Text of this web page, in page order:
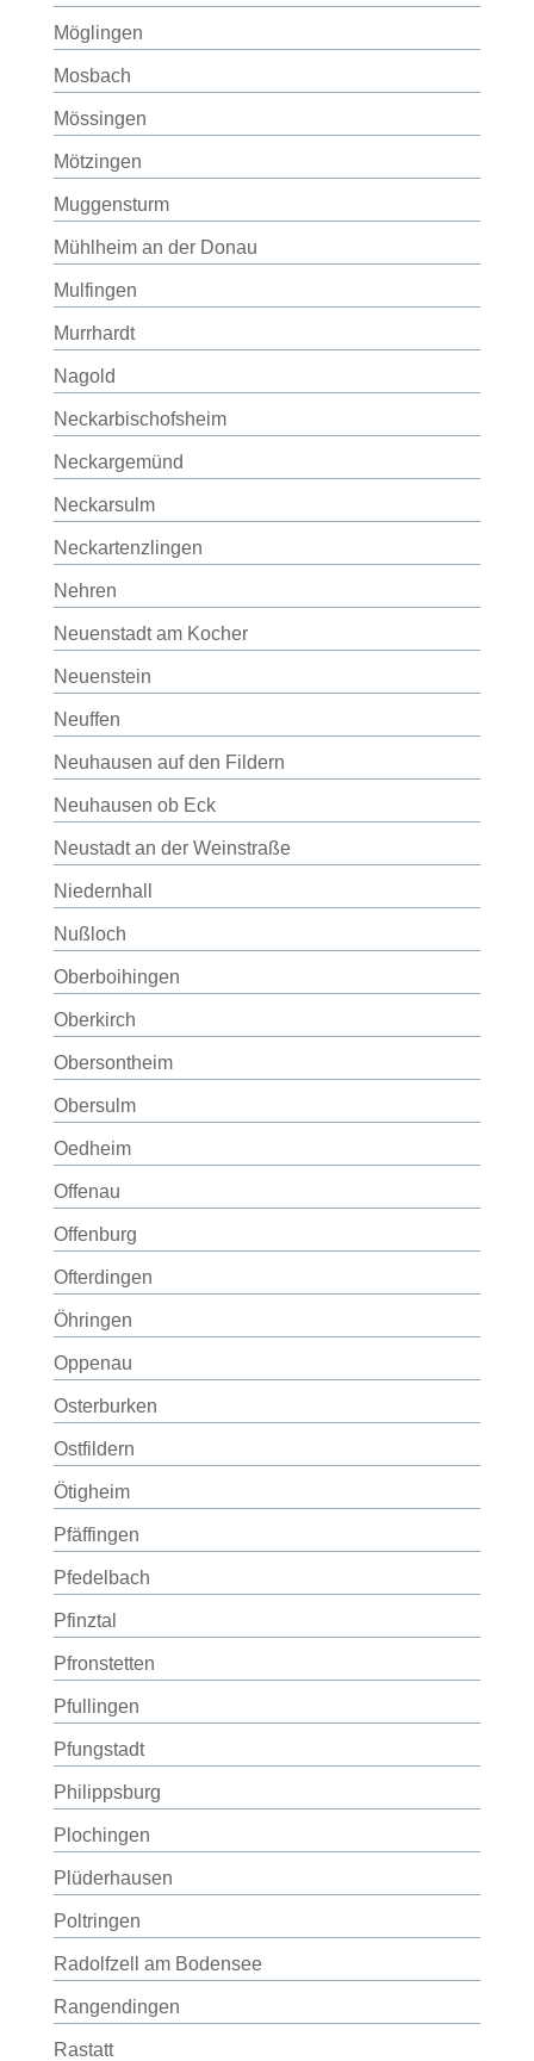
Möglingen
Mosbach
Mössingen
Mötzingen
Muggensturm
Mühlheim an der Donau
Mulfingen
Murrhardt
Nagold
Neckarbischofsheim
Neckargemünd
Neckarsulm
Neckartenzlingen
Nehren
Neuenstadt am Kocher
Neuenstein
Neuffen
Neuhausen auf den Fildern
Neuhausen ob Eck
Neustadt an der Weinstraße
Niedernhall
Nußloch
Oberboihingen
Oberkirch
Obersontheim
Obersulm
Oedheim
Offenau
Offenburg
Ofterdingen
Öhringen
Oppenau
Osterburken
Ostfildern
Ötigheim
Pfäffingen
Pfedelbach
Pfinztal
Pfronstetten
Pfullingen
Pfungstadt
Philippsburg
Plochingen
Plüderhausen
Poltringen
Radolfzell am Bodensee
Rangendingen
Rastatt